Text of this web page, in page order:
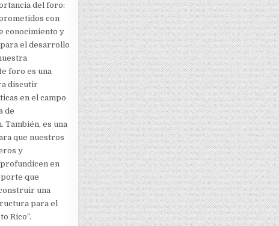
del foro:
con
conocimiento y
el desarrollo
foro es una
discutir
en el campo
de
También, es una
que nuestros
y
en
que
una
para el
Rico”.